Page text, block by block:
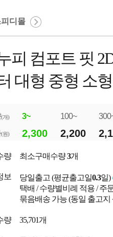
디몰
피 컴포트 핏
대형 중형 소
(개) 3~ 100~
(원) 2,300 2,200
량 최소구매수량3개
보 당일출고 (평균출고일0.3일)
택배 / 수량별비례 적용 / 주
묶음배송 가능 (동일 출고지
량 35,701개